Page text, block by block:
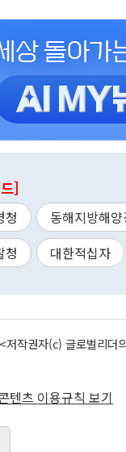
]
청 동해지방해양
청
대한적십자
<저작권자(c) 글로벌리더
텐츠 이용규칙 보기